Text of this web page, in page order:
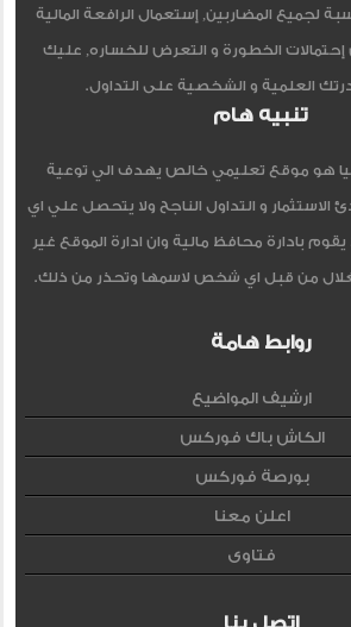
لجميع المضاربين, إستعمال الرافعة المالية
إحتمالات الخطورة و التعرض للخساره, عليك
العلمية و الشخصية على التداول.
تنبيه هام
هو موقع تعليمي خالص يهدف الي توعية
الاستثمار و التداول الناجح ولا يتحصل علي اي
بادارة محافظ مالية وان ادارة الموقع غير
من قبل اي شخص لاسمها وتحذر من ذلك.
روابط هامة
ارشيف المواضيع
الكاش باك فوركس
بورصة فوركس
اعلن معنا
فتاوى